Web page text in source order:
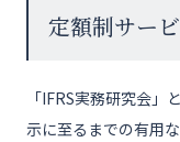
定額制サー
「IFRS実務研究会
示に至るまでの有用